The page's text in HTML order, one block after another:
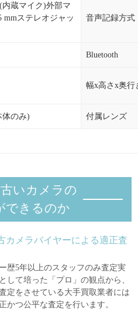
内蔵マイク)外部マ
mmステレオジャッ
音声記録方式
Bluetooth
幅x高さx奥行
体のみ) 付属レンズ
いカメラの
できるのか
カメラバイヤーによる適正査
歴5年以上のスタッフのみ査定実
して培った「プロ」の観点から、
定をさせている大手買取業者には
かつ公平な査定を行います。